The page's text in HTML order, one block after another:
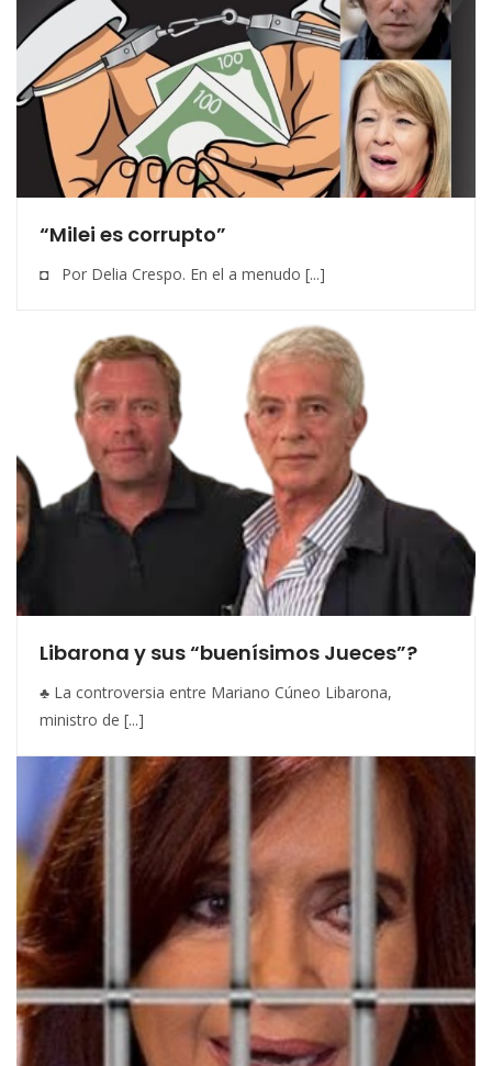
“Milei es corrupto”
◘ Por Delia Crespo. En el a menudo [...]
Libarona y sus “buenísimos Jueces”?
♣ La controversia entre Mariano Cúneo Libarona,
ministro de [...]